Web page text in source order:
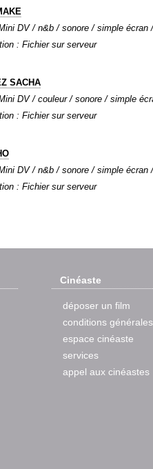
DV / n&b / sonore / simple écran
: Fichier sur serveur
SACHA
DV / couleur / sonore / simple
: Fichier sur serveur
DV / n&b / sonore / simple écran
: Fichier sur serveur
Cinéaste
déposer un film
conditions générales
espace cinéaste
services
appel aux cinéastes